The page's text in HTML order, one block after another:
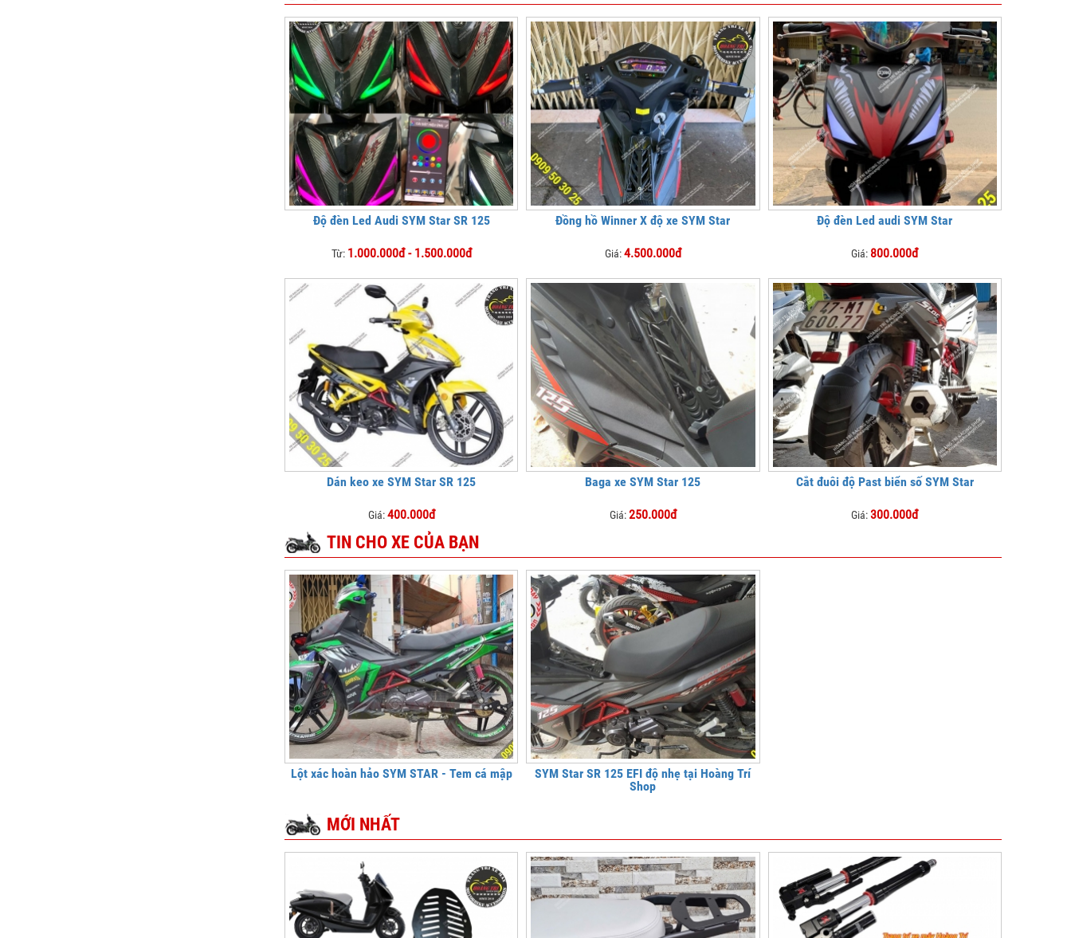
Độ đèn Led Audi SYM Star SR 125
Từ: 1.000.000đ - 1.500.000đ
Đồng hồ Winner X độ xe SYM Star
Giá:4.500.000đ
Độ đèn Led audi SYM Star
Giá: 800.000đ
Dán keo xe SYM Star SR 125
Giá:400.000đ
Baga xe SYM Star 125
Giá:250.000đ
Cắt đuôi độ Past biển số SYM Star
Giá:300.000đ
TIN CHO XE CỦA BẠN
Lột xác hoàn hảo SYM STAR - Tem cá mập
SYM Star SR 125 EFI độ nhẹ tại Hoàng Trí
Shop
MỚI NHẤT